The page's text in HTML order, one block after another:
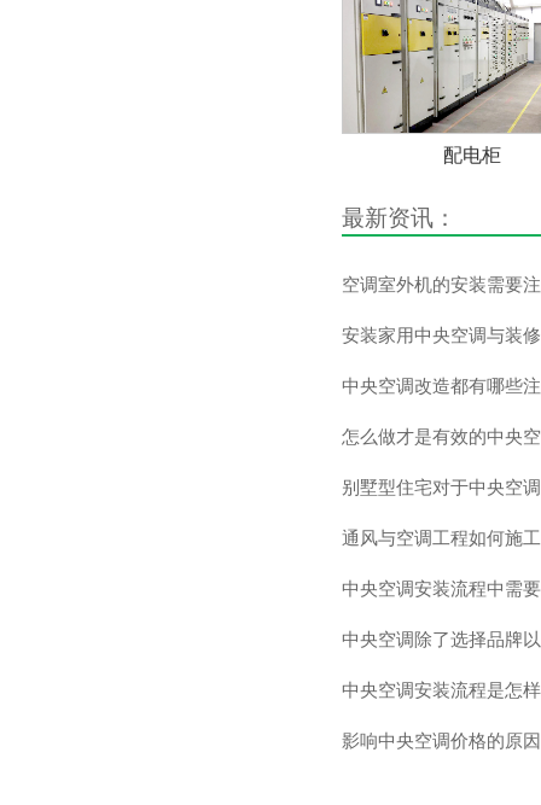
配电柜
最新资讯：
空调室外机的安装需要
安装家用中央空调与装
中央空调改造都有哪些
怎么做才是有效的中央
别墅型住宅对于中央空
通风与空调工程如何施
中央空调安装流程中需
中央空调除了选择品牌
中央空调安装流程是怎
影响中央空调价格的原